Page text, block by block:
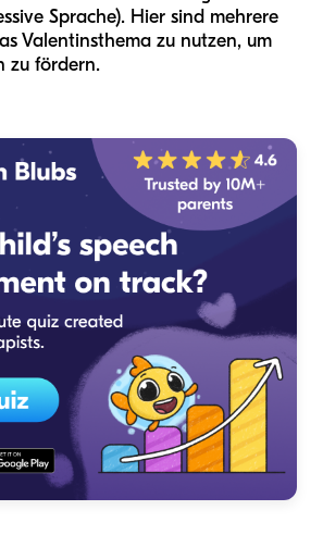
Sprache). Hier sind mehrere
Valentinsthema zu nutzen, um
zu fördern.